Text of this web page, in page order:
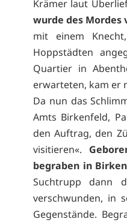
Krämer laut
wurde des
mit einem
Hoppstädten
Quartier in
erwarteten, kam er
Da nun das
Amts Birkenfeld,
den Auftrag, den
visitieren«.
begraben in
Suchtrupp dann
verschwunden, in
Gegenstände.